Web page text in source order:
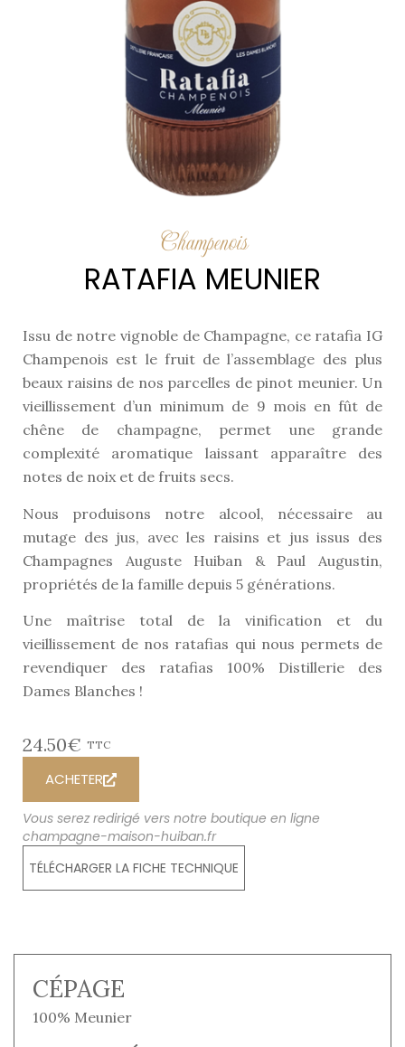
Champenois
RATAFIA MEUNIER
Issu de notre vignoble de Champagne, ce ratafia IG
Champenois est le fruit de l’assemblage des plus
beaux raisins de nos parcelles de pinot meunier. Un
vieillissement d’un minimum de 9 mois en fût de
chêne de champagne, permet une grande
complexité aromatique laissant apparaître des
notes de noix et de fruits secs.
Nous produisons notre alcool, nécessaire au
mutage des jus, avec les raisins et jus issus des
Champagnes Auguste Huiban & Paul Augustin,
propriétés de la famille depuis 5 générations.
Une maîtrise total de la vinification et du
vieillissement de nos ratafias qui nous permets de
revendiquer des ratafias 100% Distillerie des
Dames Blanches !
24.50€ TTC
ACHETER
Vous serez redirigé vers notre boutique en ligne
champagne-maison-huiban.fr
TÉLÉCHARGER LA FICHE TECHNIQUE
CÉPAGE
100% Meunier